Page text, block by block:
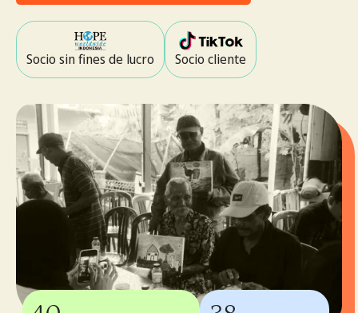
Socio sin fines de lucro Socio cliente